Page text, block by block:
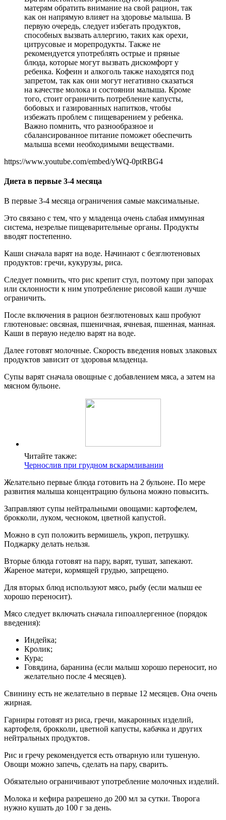
матерям обратить внимание на свой рацион, так
как он напрямую влияет на здоровье малыша. В
первую очередь, следует избегать продуктов,
способных вызвать аллергию, таких как орехи,
цитрусовые и морепродукты. Также не
рекомендуется употреблять острые и пряные
блюда, которые могут вызвать дискомфорт у
ребенка. Кофеин и алкоголь также находятся под
запретом, так как они могут негативно сказаться
на качестве молока и состоянии малыша. Кроме
того, стоит ограничить потребление капусты,
бобовых и газированных напитков, чтобы
избежать проблем с пищеварением у ребенка.
Важно помнить, что разнообразное и
сбалансированное питание поможет обеспечить
малыша всеми необходимыми веществами.
https://www.youtube.com/embed/yWQ-0ptRBG4
Диета в первые 3-4 месяца
В первые 3-4 месяца ограничения самые максимальные.
Это связано с тем, что у младенца очень слабая иммунная
система, незрелые пищеварительные органы. Продукты
вводят постепенно.
Каши сначала варят на воде. Начинают с безглютеновых
продуктов: гречи, кукурузы, риса.
Следует помнить, что рис крепит стул, поэтому при запорах
или склонности к ним употребление рисовой каши лучше
ограничить.
После включения в рацион безглютеновых каш пробуют
глютеновые: овсяная, пшеничная, ячневая, пшенная, манная.
Каши в первую неделю варят на воде.
Далее готовят молочные. Скорость введения новых злаковых
продуктов зависит от здоровья младенца.
Супы варят сначала овощные с добавлением мяса, а затем на
мясном бульоне.
Читайте также:
Чернослив при грудном вскармливании
Желательно первые блюда готовить на 2 бульоне. По мере
развития малыша концентрацию бульона можно повысить.
Заправляют супы нейтральными овощами: картофелем,
брокколи, луком, чесноком, цветной капустой.
Можно в суп положить вермишель, укроп, петрушку.
Поджарку делать нельзя.
Вторые блюда готовят на пару, варят, тушат, запекают.
Жареное матери, кормящей грудью, запрещено.
Для вторых блюд используют мясо, рыбу (если малыш ее
хорошо переносит).
Мясо следует включать сначала гипоаллергенное (порядок
введения):
Индейка;
Кролик;
Кура;
Говядина, баранина (если малыш хорошо переносит, но
желательно после 4 месяцев).
Свинину есть не желательно в первые 12 месяцев. Она очень
жирная.
Гарниры готовят из риса, гречи, макаронных изделий,
картофеля, брокколи, цветной капусты, кабачка и других
нейтральных продуктов.
Рис и гречу рекомендуется есть отварную или тушеную.
Овощи можно запечь, сделать на пару, сварить.
Обязательно ограничивают употребление молочных изделий.
Молока и кефира разрешено до 200 мл за сутки. Творога
нужно кушать до 100 г за день.